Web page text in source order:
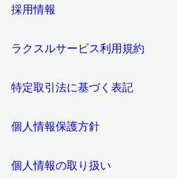
採用情報
ラクスルサービス利用規約
特定取引法に基づく表記
個人情報保護方針
個人情報の取り扱い